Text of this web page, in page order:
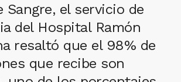
Sangre, el servicio de
del Hospital Ramón
resaltó que el 98% de
que recibe son